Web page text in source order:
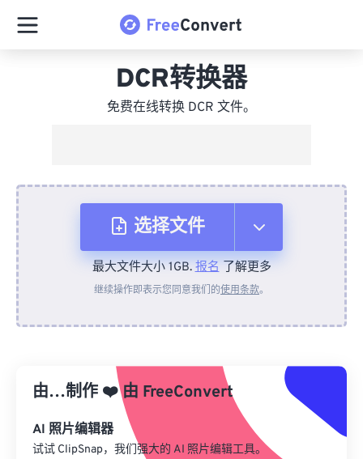
DCR转换器
免费在线转换 DCR 文件。
选择文件
从设备
来自 Google Drive
从 OneDrive
最大文件大小 1GB.报名了解更多
继续操作即表示您同意我们的使用条款。
由…制作 ❤️由 FreeConvert
AI 照片编辑器
试试 ClipSnap，我们强大的 AI 照片编辑工具。